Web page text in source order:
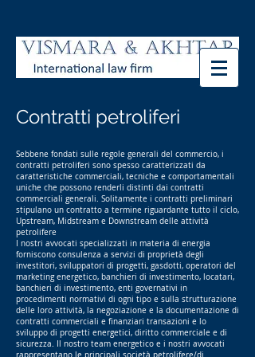
Contratti petroliferi
Sebbene fondati sulle regole generali del commercio, i
contratti petroliferi sono spesso caratterizzati da
caratteristiche commerciali, tecniche e comportamentali
uniche che possono renderli distinti dai contratti
commerciali generali. Solitamente i contratti preliminari
stipulano un contratto a termine riguardante tutto il ciclo,
Upstream, Midstream e Downstream delle attività
petrolifere
I nostri avvocati specializzati in materia di energia
forniscono consulenza a servizi di proprietà degli
investitori, sviluppatori di progetti, gasdotti, operatori del
marketing energetico, banchieri di investimento, locatari,
banchieri di investimento, enti governativi in
procedimenti normativi di ogni tipo e sulla strutturazione
delle loro attività, la negoziazione e la documentazione di
contratti commerciali e finanziari transazioni e lo
sviluppo di progetti energetici, diritto commerciale e di
sicurezza. Il nostro team energetico e i nostri avvocati